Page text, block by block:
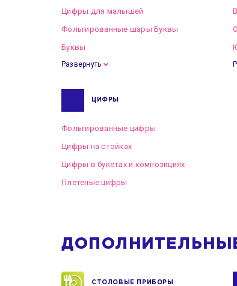
Цифры для малышей
Фольгированные шары Буквы
Буквы
Развернуть
ЦИФРЫ
Фольгированные цифры
Цифры на стойках
Цифры в букетах и композициях
Плетеные цифры
СТОЛОВЫЕ ПРИБОРЫ